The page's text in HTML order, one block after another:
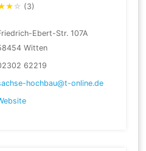
★ ☆ (3)
Ebert-Str. 107A
Witten
62219
hochbau@t-online.de